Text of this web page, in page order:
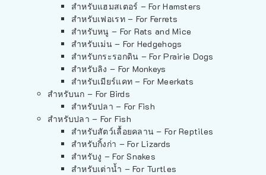
สำหรับแฮมสเตอร์ – For Hamsters
สำหรับเฟอเรท – For Ferrets
สำหรับหนู – For Rats and Mice
สำหรับเม่น – For Hedgehogs
สำหรับกระรอกดิน – For Prairie Dogs
สำหรับลิง – For Monkeys
สำหรับเมียร์แคท – For Meerkats
สำหรับนก – For Birds
สำหรับปลา – For Fish
สำหรับปลา – For Fish
สำหรับสัตว์เลื้อยคลาน – For Reptiles
สำหรับกิ้งก่า – For Lizards
สำหรับงู – For Snakes
สำหรับเต่าน้ำ – For Turtles